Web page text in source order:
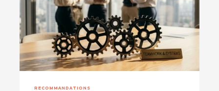
RECOMMANDATIONS